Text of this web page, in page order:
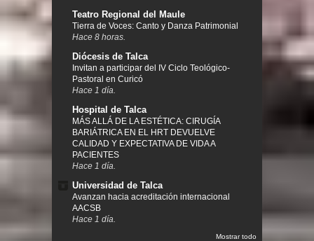
Teatro Regional del Maule
Tierra de Voces: Canto y Danza Patrimonial
Hace 8 horas.
Diócesis de Talca
Invitan a participar del IV Ciclo Teológico-
Pastoral en Curicó
Hace 1 día.
Hospital de Talca
MÁS ALLÁ DE LA ESTÉTICA: CIRUGÍA
BARIÁTRICA EN EL HRT DEVUELVE
CALIDAD Y EXPECTATIVA DE VIDA A
PACIENTES
Hace 1 día.
Universidad de Talca
Avanzan hacia acreditación internacional
AACSB
Hace 1 día.
Mostrar todo